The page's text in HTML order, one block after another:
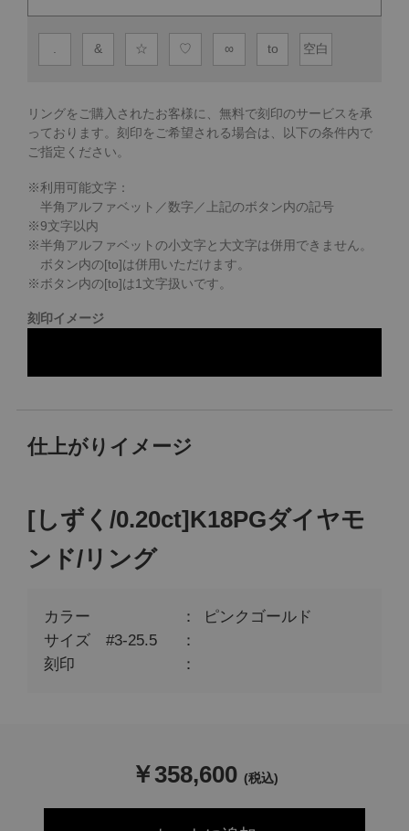
. & ☆ ♡ ∞ to 空白
リングをご購入されたお客様に、無料で刻印のサービスを承
っております。 刻印をご希望される場合は、以下の条件内で
ご指定ください。
※利用可能文字：
半角アルファベット／数字／上記のボタン内の記号
※9文字以内
※半角アルファベットの小文字と大文字は併用できません。
ボタン内の[to]は併用いただけます。
※ボタン内の[to]は1文字扱いです。
刻印イメージ
仕上がりイメージ
[しずく/0.20ct]K18PGダイヤモ
ンド/リング
カラー
ピンクゴールド
サイズ #3-25.5
刻印
￥358,600 (税込)